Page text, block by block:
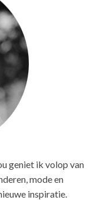
geniet ik volop van
mode en
inspiratie.